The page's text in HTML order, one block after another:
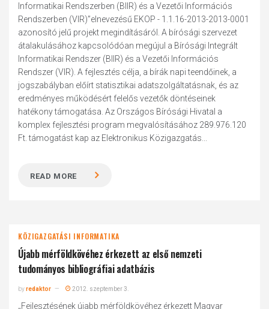
Informatikai Rendszerben (BIIR) és a Vezetői Információs
Rendszerben (VIR)”elnevezésű EKOP - 1.1.16-2013-2013-0001
azonosító jelű projekt megindításáról. A bírósági szervezet
átalakulásához kapcsolódóan megújul a Bírósági Integrált
Informatikai Rendszer (BIIR) és a Vezetői Információs
Rendszer (VIR). A fejlesztés célja, a bírák napi teendőinek, a
jogszabályban előírt statisztikai adatszolgáltatásnak, és az
eredményes működésért felelős vezetők döntéseinek
hatékony támogatása. Az Országos Bírósági Hivatal a
komplex fejlesztési program megvalósításához 289.976.120
Ft. támogatást kap az Elektronikus Közigazgatás...
READ MORE
KÖZIGAZGATÁSI INFORMATIKA
Újabb mérföldkövéhez érkezett az első nemzeti
tudományos bibliográfiai adatbázis
byredaktor 2012. szeptember 3.
„Fejlesztésének újabb mérföldkövéhez érkezett Magyar